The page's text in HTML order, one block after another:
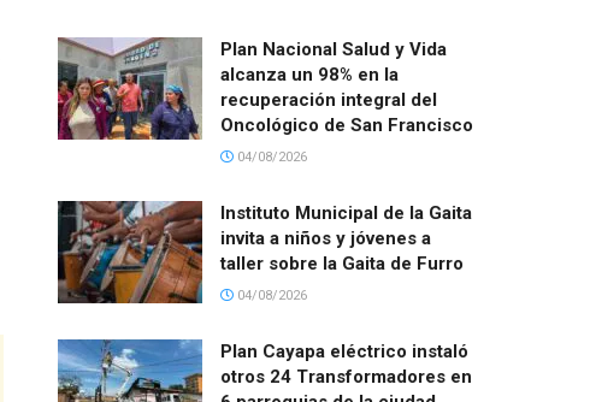
Plan Nacional Salud y Vida
alcanza un 98% en la
recuperación integral del
Oncológico de San Francisco
04/08/2026
Instituto Municipal de la Gaita
invita a niños y jóvenes a
taller sobre la Gaita de Furro
04/08/2026
Plan Cayapa eléctrico instaló
otros 24 Transformadores en